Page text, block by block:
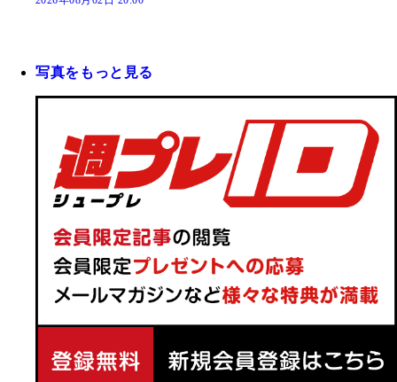
写真をもっと見る